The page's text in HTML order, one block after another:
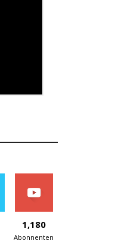
1,180
Abonnenten